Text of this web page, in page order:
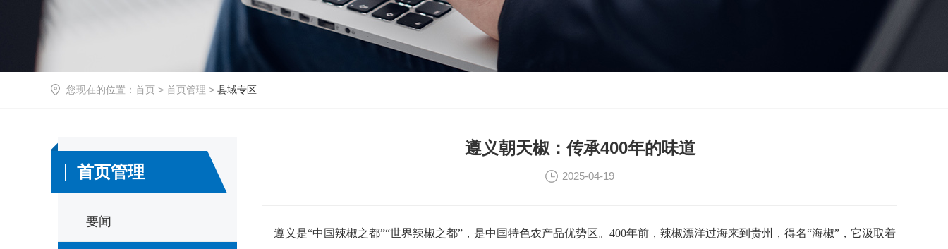
您现在的位置： 首页 > 首页管理 > 县域专区
首页管理
要闻
遵义朝天椒：传承400年的味道
2025-04-19
遵义是“中国辣椒之都”“世界辣椒之都”，是中国特色农产品优势区。400年前，辣椒漂洋过海来到贵州，得名“海椒”，它汲取着